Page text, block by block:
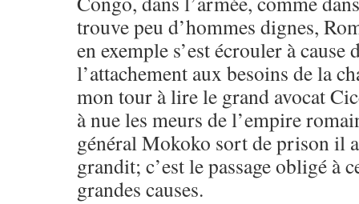
trouve peu d’hommes dignes,
en exemple s’est écrouler à
l’attachement aux besoins de la
mon tour à lire le grand avocat
à nue les meurs de l’empire
général Mokoko sort de prison il
grandit; c’est le passage obligé à
grandes causes.